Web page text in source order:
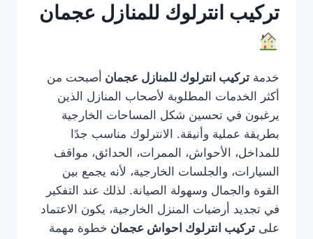
تركيب انترلوك للمنازل عجمان
خدمة تركيب انترلوك للمنازل عجمان أصبحت من
أكثر الخدمات المطلوبة لأصحاب المنازل الذين
يرغبون في تحسين شكل المساحات الخارجية
بطريقة عملية وأنيقة. الانترلوك مناسب جدًا
للمداخل، الأحواش، الممرات، الحدائق، مواقف
السيارات، والجلسات الخارجية، لأنه يجمع بين
القوة والجمال وسهولة الصيانة. لذلك عند التفكير
في تجديد أرضيات المنزل الخارجية، يكون الاعتماد
على تركيب انترلوك احواش عجمان خطوة مهمة